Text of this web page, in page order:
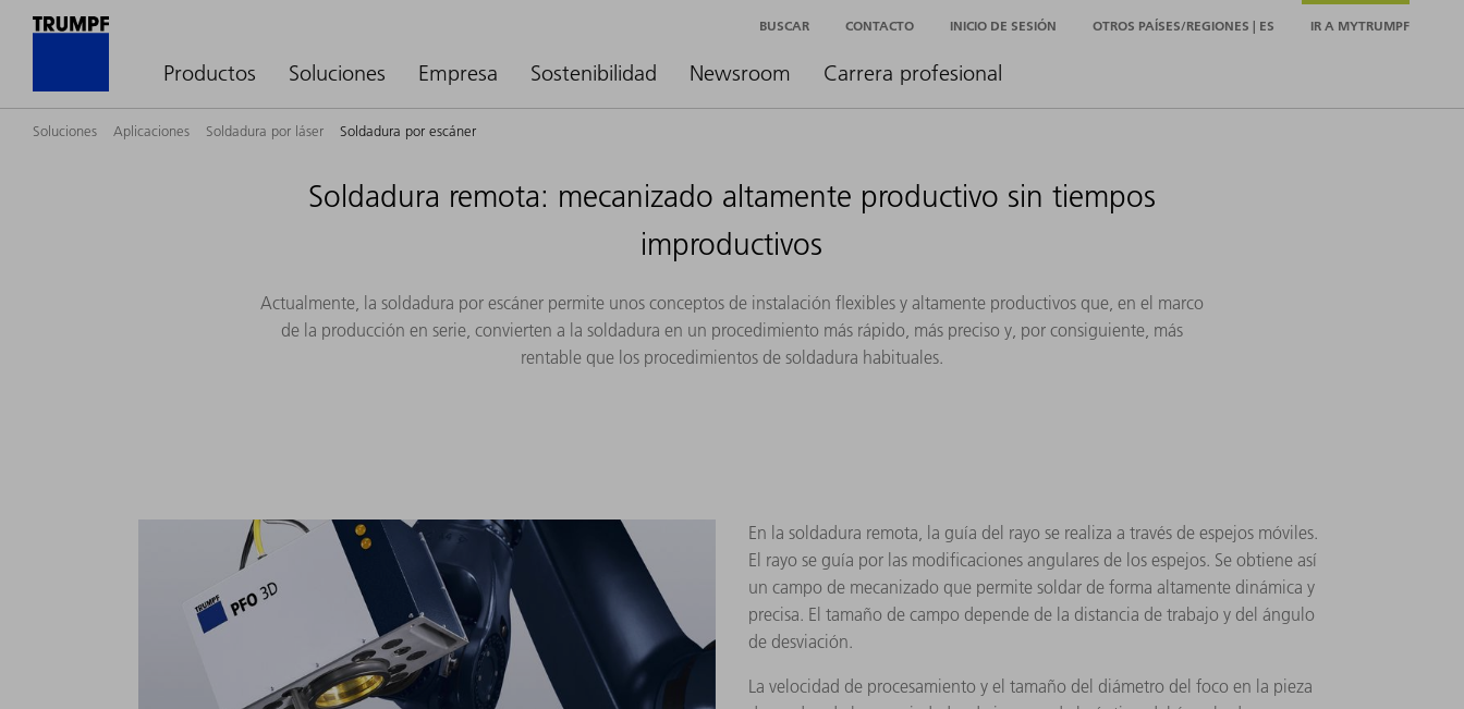
Productos Soluciones Empresa Sostenibilidad Newsroom Carrera profesional
BUSCAR CONTACTO INICIO DE SESIÓN OTROS PAÍSES/REGIONES | ES IR A MYTRUMPF
Soluciones Aplicaciones Soldadura por láser Soldadura por escáner
Soldadura remota: mecanizado altamente productivo sin tiempos
improductivos
Actualmente, la soldadura por escáner permite unos conceptos de instalación flexibles y altamente productivos que, en el marco
de la producción en serie, convierten a la soldadura en un procedimiento más rápido, más preciso y, por consiguiente, más
rentable que los procedimientos de soldadura habituales.
En la soldadura remota, la guía del rayo se realiza a través de espejos móviles.
El rayo se guía por las modificaciones angulares de los espejos. Se obtiene así
un campo de mecanizado que permite soldar de forma altamente dinámica y
precisa. El tamaño de campo depende de la distancia de trabajo y del ángulo
de desviación.
La velocidad de procesamiento y el tamaño del diámetro del foco en la pieza